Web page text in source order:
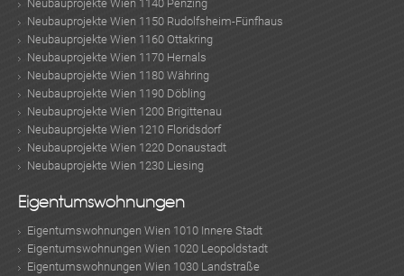
Neubauprojekte Wien 1140 Penzing
Neubauprojekte Wien 1150 Rudolfsheim-Fünfhaus
Neubauprojekte Wien 1160 Ottakring
Neubauprojekte Wien 1170 Hernals
Neubauprojekte Wien 1180 Währing
Neubauprojekte Wien 1190 Döbling
Neubauprojekte Wien 1200 Brigittenau
Neubauprojekte Wien 1210 Floridsdorf
Neubauprojekte Wien 1220 Donaustadt
Neubauprojekte Wien 1230 Liesing
Eigentumswohnungen
Eigentumswohnungen Wien 1010 Innere Stadt
Eigentumswohnungen Wien 1020 Leopoldstadt
Eigentumswohnungen Wien 1030 Landstraße